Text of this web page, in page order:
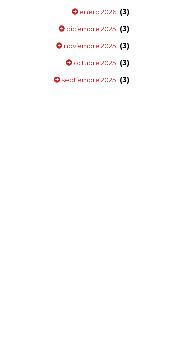
enero 2026 (3)
diciembre 2025 (3)
noviembre 2025 (3)
octubre 2025 (3)
septiembre 2025 (3)